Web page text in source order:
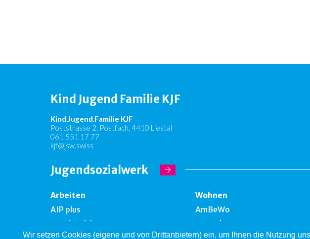
Wir setzen Cookies (eigene und von Drittanbietern) ein, um Ihnen die Nutzung
Kind Jugend Familie KJF
Kind.Jugend.Familie KJF
Poststrasse 2, Postfach, 4410 Liestal
061 551 17 77
kjf@jsw.swiss
Jugendsozialwerk
Arbeiten
AIP plus
Bernhardsberg
Wohnen
AmBeWo
Im Park